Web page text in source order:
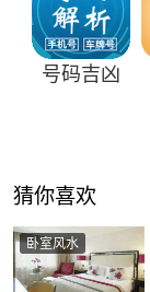
号码吉凶
猜你喜欢
卧室风水